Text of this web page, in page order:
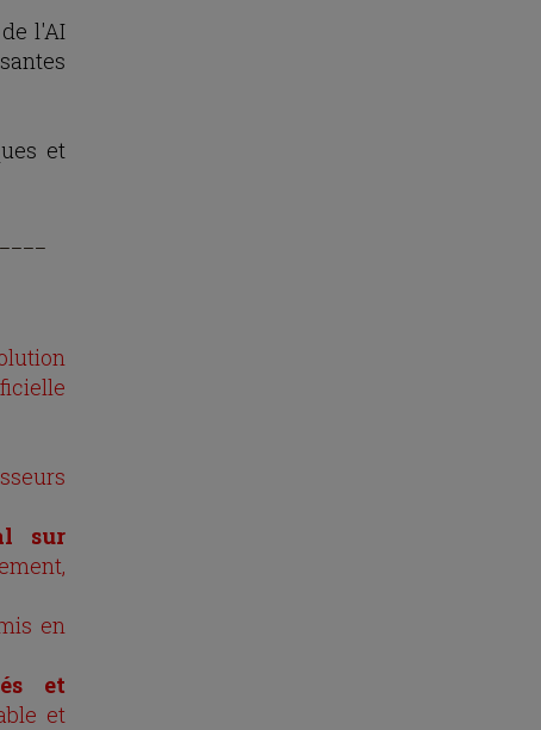
l'AI
et
sur
en
et
et